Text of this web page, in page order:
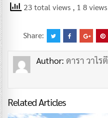
23 total views , 1 8
Share:
Author: ดารา วาไรตี้
Related Articles